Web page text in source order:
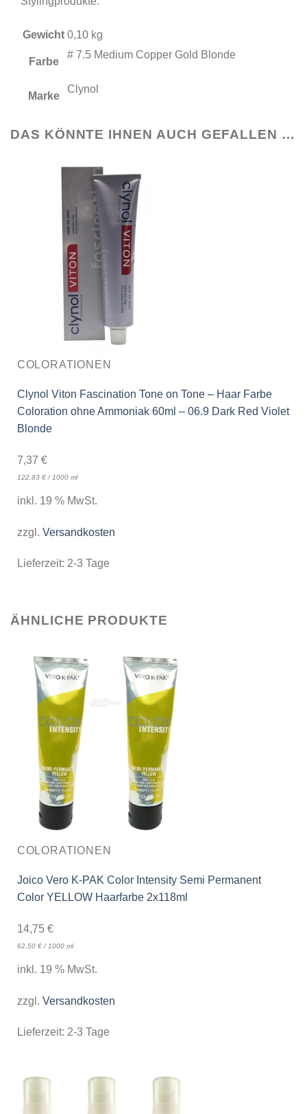
Gewicht 0,10 kg
Farbe
# 7.5 Medium Copper Gold Blonde
Marke
Clynol
DAS KÖNNTE IHNEN AUCH GEFALLEN …
COLORATIONEN
Clynol Viton Fascination Tone on Tone – Haar Farbe
Coloration ohne Ammoniak 60ml – 06.9 Dark Red Violet
Blonde
7,37 €
122,83 €/ 1000 ml
inkl. 19 % MwSt.
zzgl. Versandkosten
Lieferzeit: 2-3 Tage
ÄHNLICHE PRODUKTE
COLORATIONEN
Joico Vero K-PAK Color Intensity Semi Permanent
Color YELLOW Haarfarbe 2x118ml
14,75 €
62,50 €/ 1000 ml
inkl. 19 % MwSt.
zzgl. Versandkosten
Lieferzeit: 2-3 Tage